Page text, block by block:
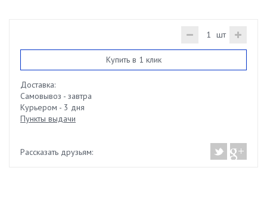
шт
Купить в 1 клик
Доставка:
Самовывоз - завтра
Курьером - 3 дня
Пункты выдачи
Рассказать друзьям: